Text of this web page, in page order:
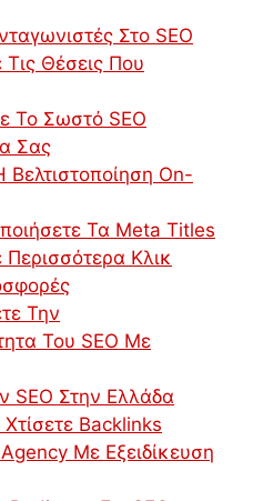
Στο SEO
Τις Θέσεις Που
Το Σωστό SEO
Σας
Βελτιστοποίηση On-
Τα Meta Titles
Περισσότερα Κλικ
Την
Του SEO Με
SEO Στην Ελλάδα
Backlinks
Με Εξειδίκευση